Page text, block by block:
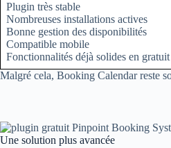
Plugin très stable
Nombreuses installations actives
Bonne gestion des disponibilités
Compatible mobile
Fonctionnalités déjà solides en gratuit
Malgré cela, Booking Calendar reste
Une solution plus avancée